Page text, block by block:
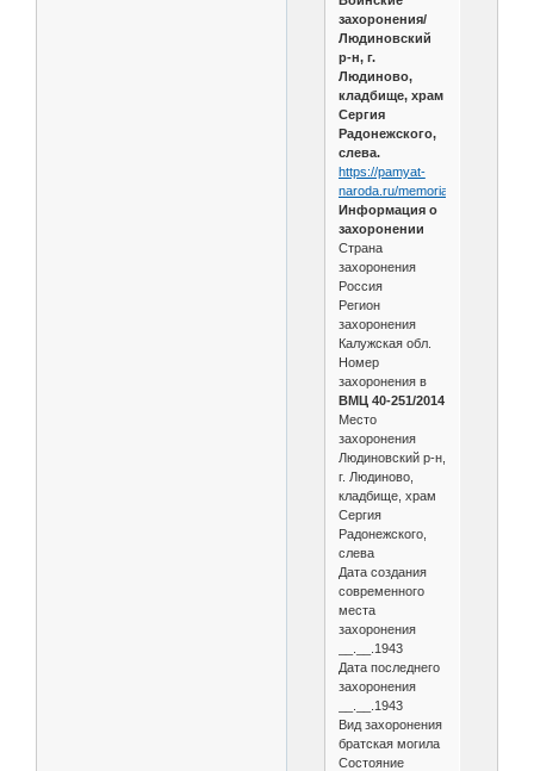
захоронения/
Людиновский
р-н, г.
Людиново,
кладбище, храм
Сергия
Радонежского,
слева.
https://pamyat-
naroda.ru/memorial/burial/
Информация о
захоронении
Страна
захоронения
Россия
Регион
захоронения
Калужская обл.
Номер
захоронения в
ВМЦ 40-251/2014
Место
захоронения
Людиновский р-н,
г. Людиново,
кладбище, храм
Сергия
Радонежского,
слева
Дата создания
современного
места
захоронения
__.__.1943
Дата последнего
захоронения
__.__.1943
Вид захоронения
братская могила
Состояние